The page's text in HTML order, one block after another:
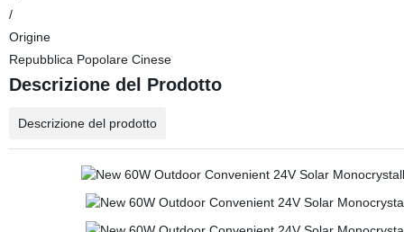
/
Origine
Repubblica Popolare Cinese
Descrizione del Prodotto
Descrizione del prodotto